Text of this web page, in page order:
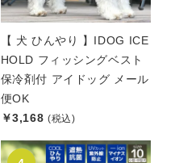
【 犬 ひんやり 】IDOG ICE
HOLD フィッシングベスト
保冷剤付 アイドッグ メール
便OK
￥3,168 (税込)